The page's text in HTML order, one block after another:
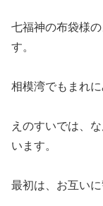
七福神の布袋様
す。
相模湾でもまれ
えのすいでは、
います。
最初は、お互い